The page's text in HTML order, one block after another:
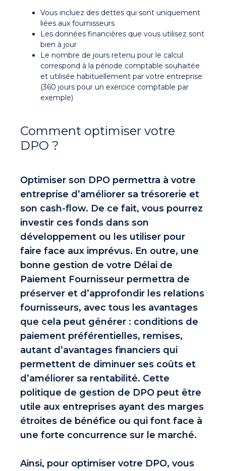
Vous incluez des dettes qui sont uniquement
liées aux fournisseurs
Les données financières que vous utilisez sont
bien à jour
Le nombre de jours retenu pour le calcul
correspond à la période comptable souhaitée
et utilisée habituellement par votre entreprise
(360 jours pour un exercice comptable par
exemple)
Comment optimiser votre
DPO ?
Optimiser son DPO permettra à votre
entreprise d’améliorer sa trésorerie et
son cash-flow. De ce fait, vous pourrez
investir ces fonds dans son
développement ou les utiliser pour
faire face aux imprévus. En outre, une
bonne gestion de votre Délai de
Paiement Fournisseur permettra de
préserver et d’approfondir les relations
fournisseurs, avec tous les avantages
que cela peut générer : conditions de
paiement préférentielles, remises,
autant d’avantages financiers qui
permettent de diminuer ses coûts et
d’améliorer sa rentabilité. Cette
politique de gestion de DPO peut être
utile aux entreprises ayant des marges
étroites de bénéfice ou qui font face à
une forte concurrence sur le marché.
Ainsi, pour optimiser votre DPO, vous